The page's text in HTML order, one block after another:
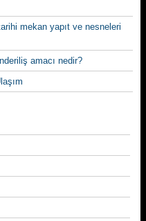
mekan yapıt ve nesneleri
amacı nedir?